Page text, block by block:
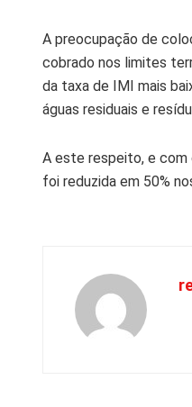
A preocupação de
cobrado nos limites
da taxa de IMI mais
águas residuais e
A este respeito, e com
foi reduzida em 50%